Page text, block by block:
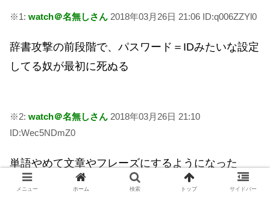
※1: watch＠名無しさん 2018年03月26日 21:06 ID:q006ZZYl0
辞書攻撃の前段階で、パスワード＝IDみたいな設定
してる奴が最初に死ぬる
※2: watch＠名無しさん 2018年03月26日 21:10
ID:Wec5NDmZ0
単語やめて文章やフレーズにするようになった
メニュー ホーム 検索 トップ サイドバー